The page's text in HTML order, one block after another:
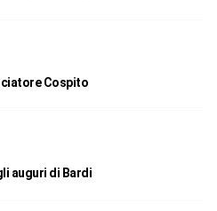
Cospito
auguri di Bardi